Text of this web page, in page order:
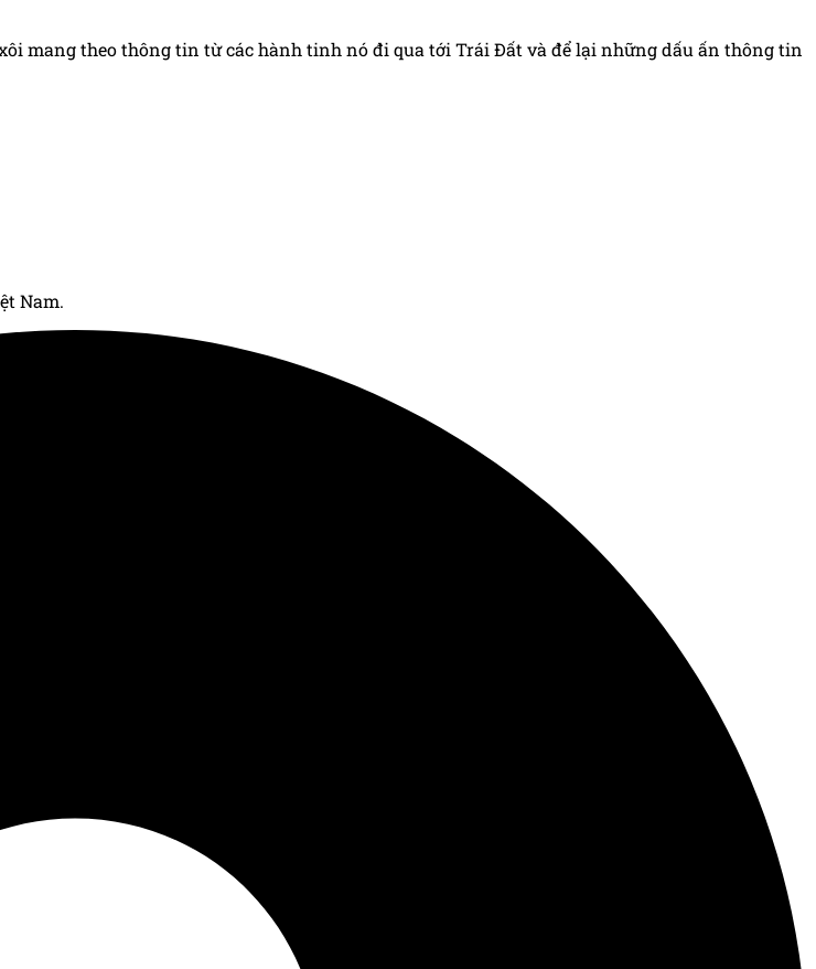
mang theo thông tin từ các hành tinh nó đi qua tới Trái Đất và để lại những dấu ấn thông tin
Nam.